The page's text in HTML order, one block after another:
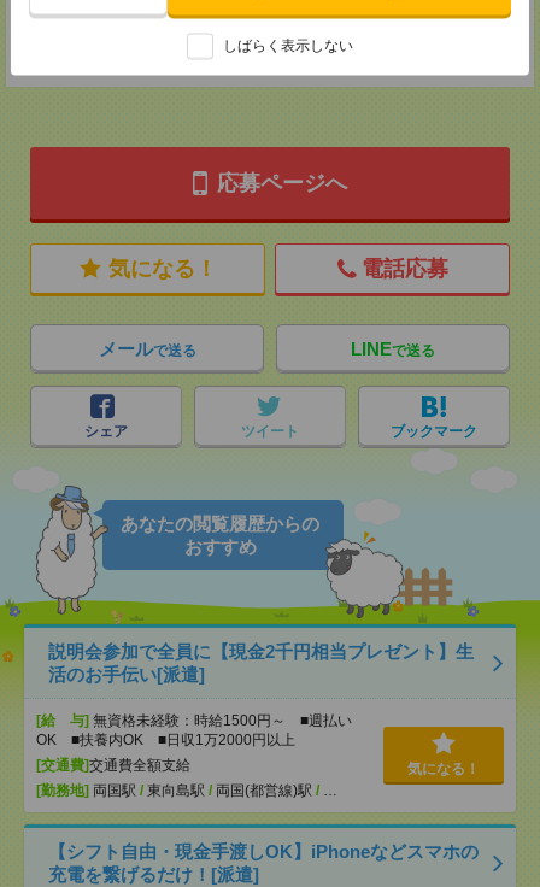
しばらく表示しない
登録交通費
★今ならご来社登録でQUOカード2000円分をプレゼント中★
応募ページへ
気になる！ 電話応募
メールで送る LINEで送る
シェア ツイート ブックマーク
あなたの閲覧履歴からの
おすすめ
説明会参加で全員に【現金2千円相当プレゼント】生
活のお手伝い[派遣]
[給 与] 無資格未経験：時給1500円～ ■週払い
OK ■扶養内OK ■日収1万2000円以上
[交通費]交通費全額支給
[勤務地] 両国駅 / 東向島駅 / 両国(都営線)駅 / …
気になる！
【シフト自由・現金手渡しOK】iPhoneなどスマホの
充電を繋げるだけ！[派遣]